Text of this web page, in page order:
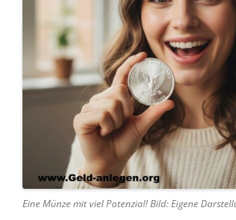
Eine Münze mit viel Potenzial! Bild: Eigene